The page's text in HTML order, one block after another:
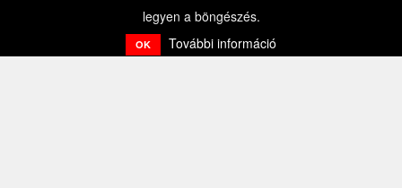
legyen a böngészés.
OK További információ